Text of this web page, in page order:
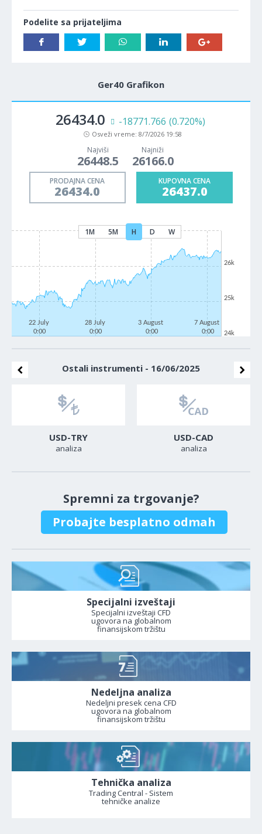
Podelite sa prijateljima
Ger40 Grafikon
26434.0 -18771.766 (0.720%)
Osveži vreme: 8/7/2026 19:58
Najviši
26448.5
Najniži
26166.0
PRODAJNA CENA
26434.0
KUPOVNA CENA
26437.0
1M 5M H D W
22 July
0:00
28 July
0:00
3 August
0:00
7 August
0:00
24k
25k
26k
Ostali instrumenti - 16/06/2025
USD-TRY
analiza
USD-CAD
analiza
Spremni za trgovanje?
Probajte besplatno odmah
Specijalni izveštaji
Specijalni izveštaji CFD
ugovora na globalnom
finansijskom tržištu
Nedeljna analiza
Nedeljni presek cena CFD
ugovora na globalnom
finansijskom tržištu
Tehnička analiza
Trading Central - Sistem
tehničke analize